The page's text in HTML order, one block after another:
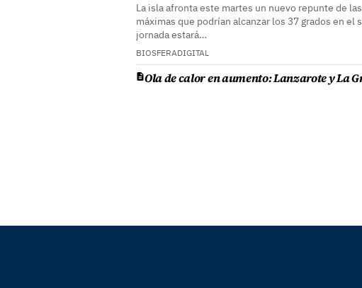
La isla afronta este martes un nuevo repunte de
máximas que podrían alcanzar los 37 grados en el
jornada estará…
BIOSFERADIGITAL
Ola de calor en aumento: Lanzarote y La